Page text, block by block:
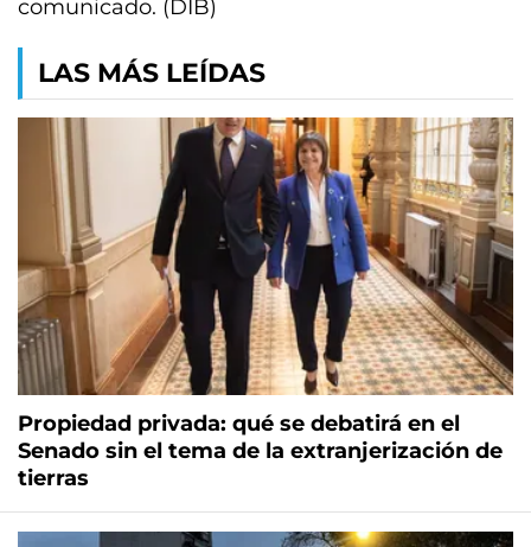
comunicado. (DIB)
LAS MÁS LEÍDAS
Propiedad privada: qué se debatirá en el
Senado sin el tema de la extranjerización de
tierras